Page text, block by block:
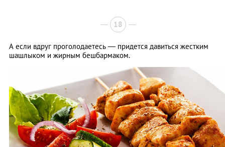
18
А если вдруг проголодаетесь — придется давиться жестким
шашлыком и жирным бешбармаком.